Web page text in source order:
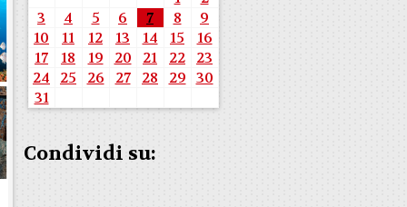
3
4 5 6 7 8
9
10
11 12 13 14 15
16
17
18 19 20 21 22
23
24
25 26 27 28 29 30
31
Condividi su: